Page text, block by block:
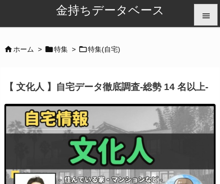
金持ちデータベース 


次へ
ホーム > 特集 > 特集(自宅)
【 文化人 】自宅データ徹底調査-総勢 14 名以上-